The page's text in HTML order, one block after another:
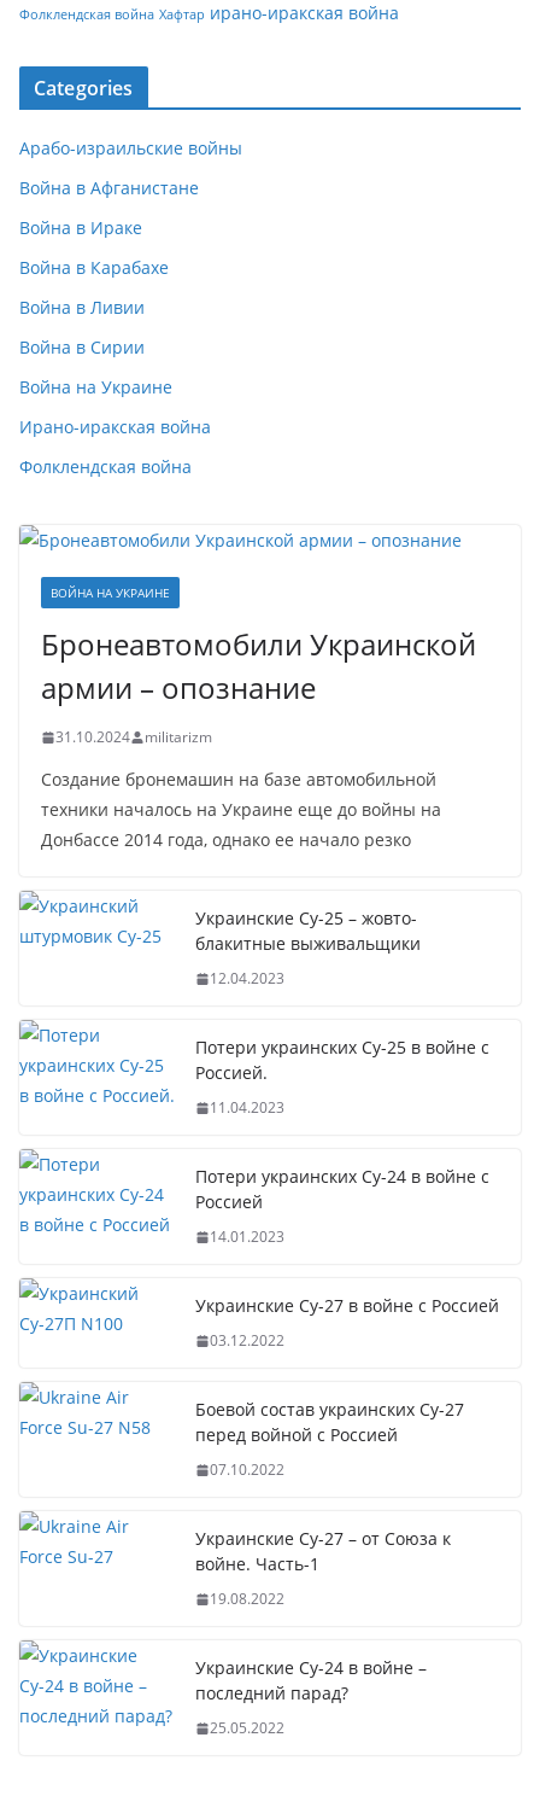
Фолклендская война Хафтар ирано-иракская война
Categories
Арабо-израильские войны
Война в Афганистане
Война в Ираке
Война в Карабахе
Война в Ливии
Война в Сирии
Война на Украине
Ирано-иракская война
Фолклендская война
ВОЙНА НА УКРАИНЕ
Бронеавтомобили Украинской
армии – опознание
31.10.2024 militarizm
Создание бронемашин на базе автомобильной
техники началось на Украине еще до войны на
Донбассе 2014 года, однако ее начало резко
Украинские Су-25 – жовто-
блакитные выживальщики
12.04.2023
Потери украинских Су-25 в войне с
Россией.
11.04.2023
Потери украинских Су-24 в войне с
Россией
14.01.2023
Украинские Су-27 в войне с Россией
03.12.2022
Боевой состав украинских Су-27
перед войной с Россией
07.10.2022
Украинские Су-27 – от Союза к
войне. Часть-1
19.08.2022
Украинские Су-24 в войне –
последний парад?
25.05.2022